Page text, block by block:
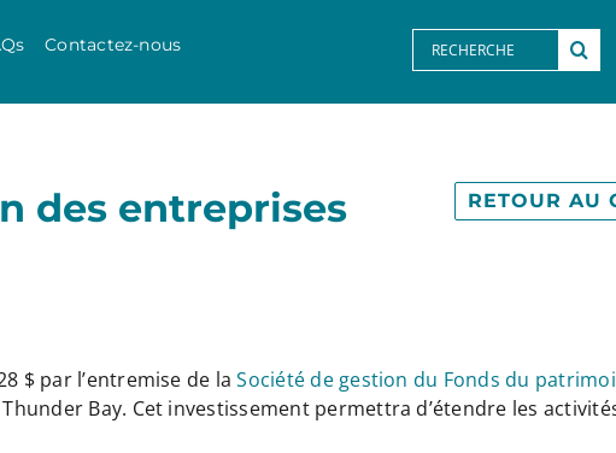
Contactez-nous
Search
for:
des entreprises
RETOUR AU
$ par l’entremise de laSociété de gestion du Fonds du
Bay. Cet investissement permettra d’étendre les